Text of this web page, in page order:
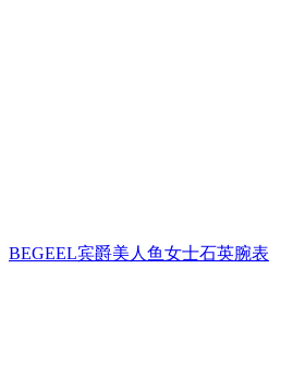
BEGEEL宾爵美人鱼女士石英腕表